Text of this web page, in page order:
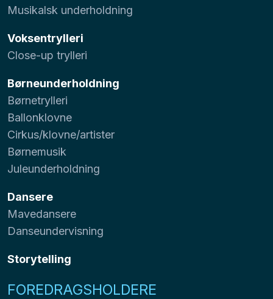
Musikalsk underholdning
Voksentrylleri
Close-up trylleri
Børneunderholdning
Børnetrylleri
Ballonklovne
Cirkus/klovne/artister
Børnemusik
Juleunderholdning
Dansere
Mavedansere
Danseundervisning
Storytelling
FOREDRAGSHOLDERE